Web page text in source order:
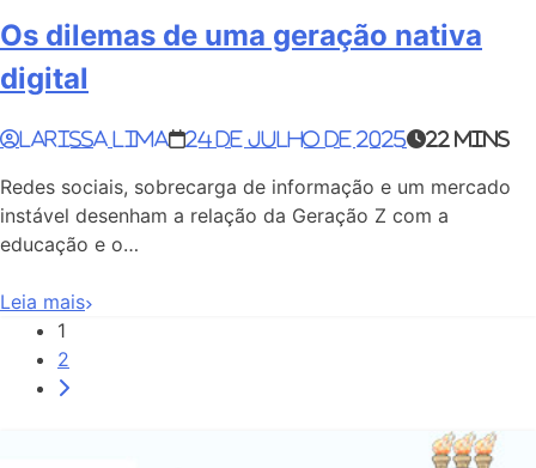
Os dilemas de uma geração nativa
digital
Larissa Lima 24 de julho de 2025 22 mins
Redes sociais, sobrecarga de informação e um mercado
instável desenham a relação da Geração Z com a
educação e o…
Leia mais
1
2